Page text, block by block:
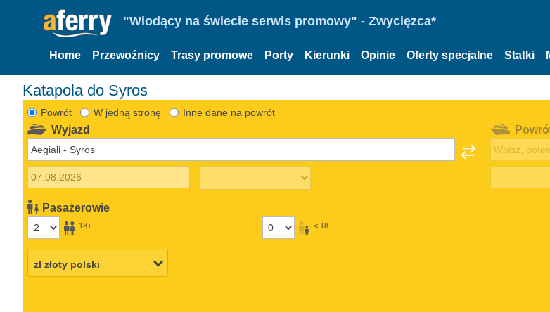
"Wiodący na świecie serwis promowy" - Zwycięzca*
Home Przewoźnicy Trasy promowe Porty Kierunki Opinie Oferty specjalne Statki
Katapola do Syros
Powrót W jedną stronę Inne dane na powrót
Wyjazd
Pasażerowie
18+ < 18